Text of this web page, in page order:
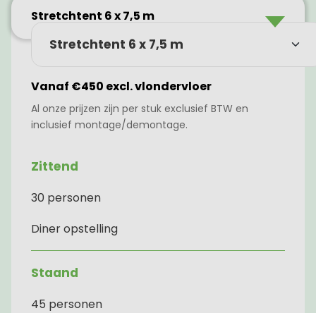
Stretchtent 6 x 7,5 m
Vanaf €450 excl. vlondervloer
Al onze prijzen zijn per stuk exclusief BTW en
inclusief montage/demontage.
Zittend
30 personen
Diner opstelling
Staand
45 personen